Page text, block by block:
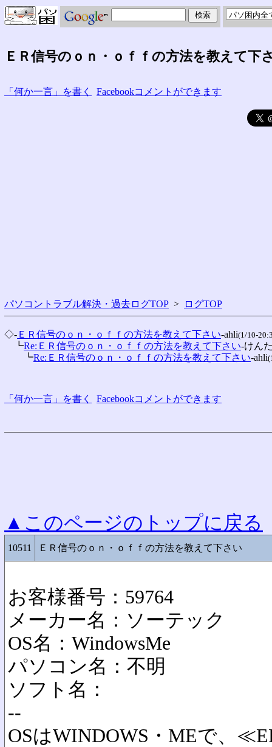
ＥＲ信号のｏｎ・ｏｆｆの方法を教えて下
「何か一言」を書く Facebookコメントができます
パソコントラブル解決・過去ログTOP > ログTOP
◇- ＥＲ信号のｏｎ・ｏｆｆの方法を教えて下さい-ahli(1/10-
┗Re:ＥＲ信号のｏｎ・ｏｆｆの方法を教えて下さい-けん
┗Re:ＥＲ信号のｏｎ・ｏｆｆの方法を教えて下さい-ahli
「何か一言」を書く Facebookコメントができます
▲このページのトップに戻る
10511 ＥＲ信号のｏｎ・ｏｆｆの方法を教えて下さい
お客様番号：59764
メーカー名：ソーテック
OS名：WindowsMe
パソコン名：不明
ソフト名：
--
OSはWINDOWS・MEで、